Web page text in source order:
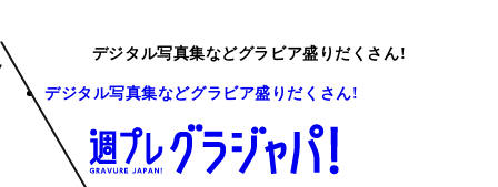
デジタル写真集などグラビア盛りだくさん!
デジタル写真集などグラビア盛りだくさん!